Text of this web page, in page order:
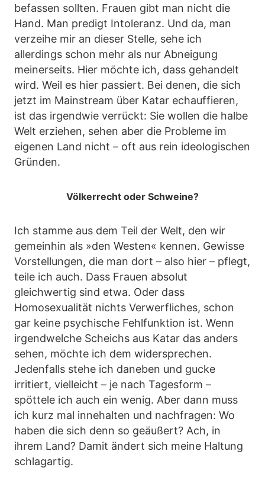
befassen sollten. Frauen gibt man nicht die
Hand. Man predigt Intoleranz. Und da, man
verzeihe mir an dieser Stelle, sehe ich
allerdings schon mehr als nur Abneigung
meinerseits. Hier möchte ich, dass gehandelt
wird. Weil es hier passiert. Bei denen, die sich
jetzt im Mainstream über Katar echauffieren,
ist das irgendwie verrückt: Sie wollen die halbe
Welt erziehen, sehen aber die Probleme im
eigenen Land nicht – oft aus rein ideologischen
Gründen.
Völkerrecht oder Schweine?
Ich stamme aus dem Teil der Welt, den wir
gemeinhin als »den Westen« kennen. Gewisse
Vorstellungen, die man dort – also hier – pflegt,
teile ich auch. Dass Frauen absolut
gleichwertig sind etwa. Oder dass
Homosexualität nichts Verwerfliches, schon
gar keine psychische Fehlfunktion ist. Wenn
irgendwelche Scheichs aus Katar das anders
sehen, möchte ich dem widersprechen.
Jedenfalls stehe ich daneben und gucke
irritiert, vielleicht – je nach Tagesform –
spöttele ich auch ein wenig. Aber dann muss
ich kurz mal innehalten und nachfragen: Wo
haben die sich denn so geäußert? Ach, in
ihrem Land? Damit ändert sich meine Haltung
schlagartig.